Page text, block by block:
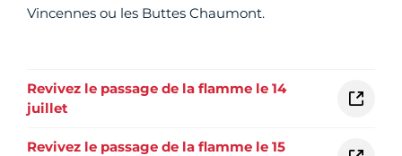
Vincennes ou les Buttes Chaumont.
Revivez le passage de la flamme le 14
juillet
Revivez le passage de la flamme le 15